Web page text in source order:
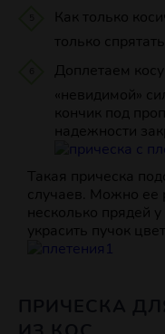
Как только
только
Доплетаем
«невидимой»
кончик под
надежности
Такая прическа
случаев. Можно ее
несколько прядей
украсить пучок